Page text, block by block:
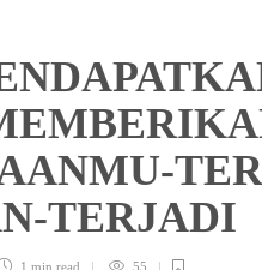
TERJADI
1 min read 55